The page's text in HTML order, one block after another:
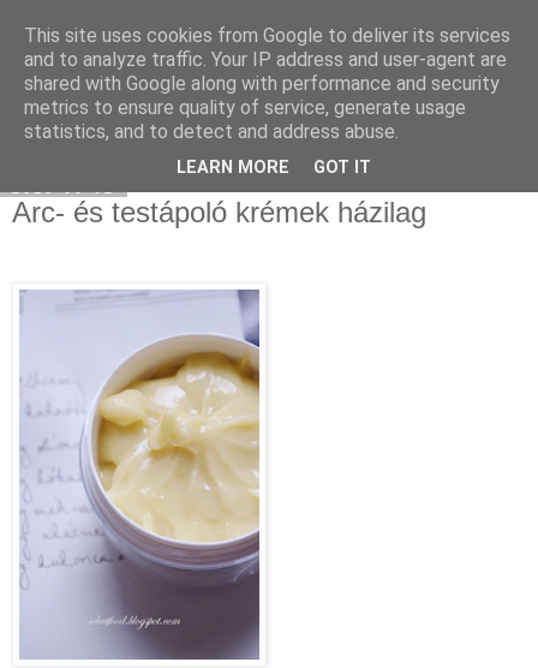
Select food
Arc- és testápoló krémek házilag
This site uses cookies from Google to deliver its services
and to analyze traffic. Your IP address and user-agent are
shared with Google along with performance and security
metrics to ensure quality of service, generate usage
statistics, and to detect and address abuse.
LEARN MORE GOT IT